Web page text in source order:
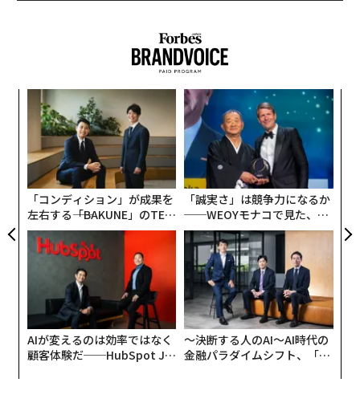
年を取り、衰えたその姿が自分の子供時代の思い出を侵
ない妻をどうケアすべきか悩んでいる、と聞かされたの
だ。少なくとも筆者の周囲に、親の「老い」で悩む人は
少なくない。
われわれは親の「老い」をどう受け止め、親と過ごした
過去の思い出とどう付き合っていくべきか。
ロングセラー『「普通がいい」という病〜「自分を取り
もどす」』 や『仕事なんか生きがいにするな：生きる意
味を再び考える』などの著書で知られ、独自の療法によ
って多くの患者を助けてきた精神科医でもある泉谷閑示
氏に聞いた。
泉谷クリニックのインターホンを押すと、診察室にも使
われているらしい部屋へと招き入れられた。静謐そのも
のの空間に、白檀の香りがかすかにただよう。天井まで
ぎっしりと本で埋め尽くされた本棚が目を引いた。
「コンディション」が成果を
左右する――「BAKUNE」のTEN
TIALが支える「挑戦者の明
日」
「誠実さ」は競争力になるか
──WEOYモナコで見た、く
ら寿司の経営哲学
AIが変えるのは効率ではなく
顧客体験だ──HubSpot Ja
〜決断する人のAI〜AI時代の
金融パラダイムシフト、「超